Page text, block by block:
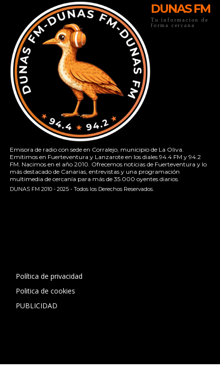
DUNAS FM
Tu informacion de
forma cercana
Emisora de radio con sede en Corralejo, municipio de La Oliva.
Emitimos en Fuerteventura y Lanzarote en los diales 94.4 FM y 94.2
FM. Nacimos en el año 2010. Ofrecemos noticias de Fuerteventura y lo
más destacado de Canarias, entrevistas y una programación
multimedia de cercanía para más de 35.000 oyentes diarios.
DUNAS FM 2010 - 2025 - Todos los Derechos Reservados.
Política de privacidad
Politica de cookies
PUBLICIDAD